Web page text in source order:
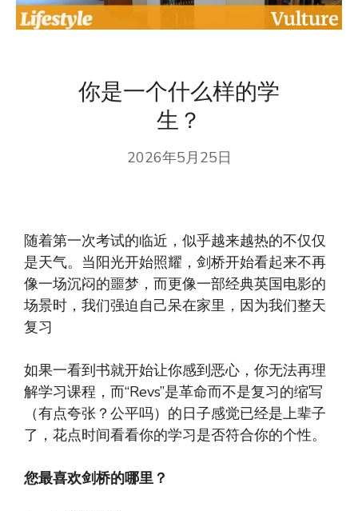
你是一个什么样的学
生？
2026年5月25日
随着第一次考试的临近，似乎越来越热的不仅仅
是天气。当阳光开始照耀，剑桥开始看起来不再
像一场沉闷的噩梦，而更像一部经典英国电影的
场景时，我们强迫自己呆在家里，因为我们整天
复习
如果一看到书就开始让你感到恶心，你无法再理
解学习课程，而“Revs”是革命而不是复习的缩写
（有点夸张？公平吗）的日子感觉已经是上辈子
了，花点时间看看你的学习是否符合你的个性。
您最喜欢剑桥的哪里？